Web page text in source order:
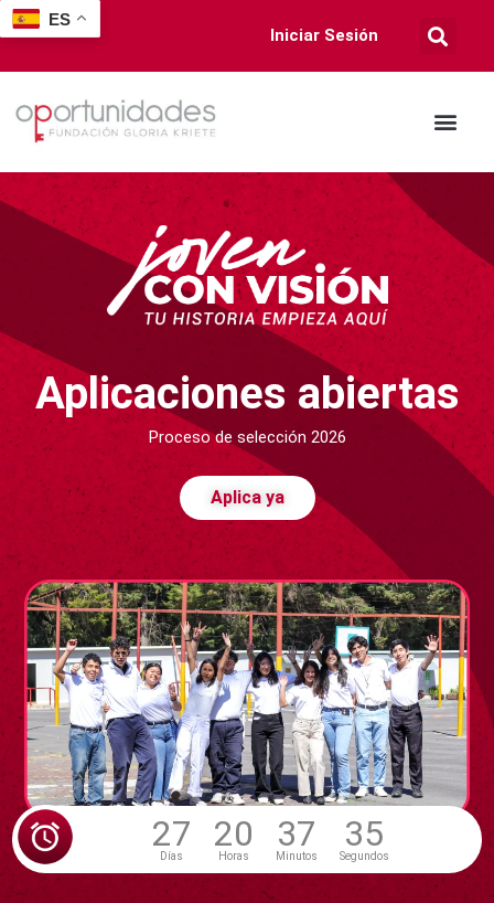
Iniciar Sesión
Aplicaciones abiertas
Proceso de selección 2026
Aplica ya
27
Días
20
Horas
37
Minutos
33
Segundos
ES